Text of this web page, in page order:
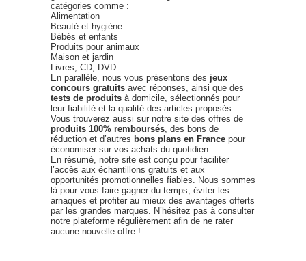
catégories comme :
Alimentation
Beauté et hygiène
Bébés et enfants
Produits pour animaux
Maison et jardin
Livres, CD, DVD
En parallèle, nous vous présentons des jeux
concours gratuits avec réponses, ainsi que des
tests de produits à domicile, sélectionnés pour
leur fiabilité et la qualité des articles proposés.
Vous trouverez aussi sur notre site des offres de
produits 100% remboursés , des bons de
réduction et d’autres bons plans en France pour
économiser sur vos achats du quotidien.
En résumé, notre site est conçu pour faciliter
l’accès aux échantillons gratuits et aux
opportunités promotionnelles fiables. Nous sommes
là pour vous faire gagner du temps, éviter les
arnaques et profiter au mieux des avantages offerts
par les grandes marques. N’hésitez pas à consulter
notre plateforme régulièrement afin de ne rater
aucune nouvelle offre !